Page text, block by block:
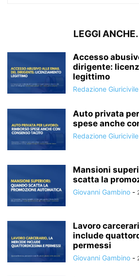
LEGGI
Accesso
dirigente:
legittimo
Redazione Giuricivile
Auto privata
spese anche
Redazione Giuricivile
Mansioni
scatta la
Giovanni Gambino -
Lavoro
include
permessi
Giovanni Gambino -